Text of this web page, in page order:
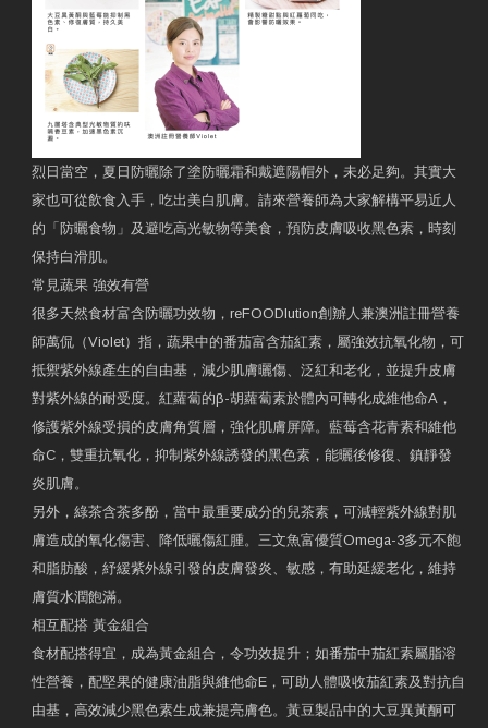
烈日當空，夏日防曬除了塗防曬霜和戴遮陽帽外，未必足夠。其實大
家也可從飲食入手，吃出美白肌膚。請來營養師為大家解構平易近人
的「防曬食物」及避吃高光敏物等美食，預防皮膚吸收黑色素，時刻
保持白滑肌。
常見蔬果 強效有營
很多天然食材富含防曬功效物，reFOODlution創辧人兼澳洲註冊營養
師萬侃（Violet）指，蔬果中的番茄富含茄紅素，屬強效抗氧化物，可
抵禦紫外線產生的自由基，減少肌膚曬傷、泛紅和老化，並提升皮膚
對紫外線的耐受度。紅蘿蔔的β-胡蘿蔔素於體內可轉化成維他命A，
修護紫外線受損的皮膚角質層，強化肌膚屏障。藍莓含花青素和維他
命C，雙重抗氧化，抑制紫外線誘發的黑色素，能曬後修復、鎮靜發
炎肌膚。
另外，綠茶含茶多酚，當中最重要成分的兒茶素，可減輕紫外線對肌
膚造成的氧化傷害、降低曬傷紅腫。三文魚富優質Omega-3多元不飽
和脂肪酸，紓緩紫外線引發的皮膚發炎、敏感，有助延緩老化，維持
膚質水潤飽滿。
相互配搭 黃金組合
食材配搭得宜，成為黃金組合，令功效提升；如番茄中茄紅素屬脂溶
性營養，配堅果的健康油脂與維他命E，可助人體吸收茄紅素及對抗自
由基，高效減少黑色素生成兼提亮膚色。黃豆製品中的大豆異黃酮可